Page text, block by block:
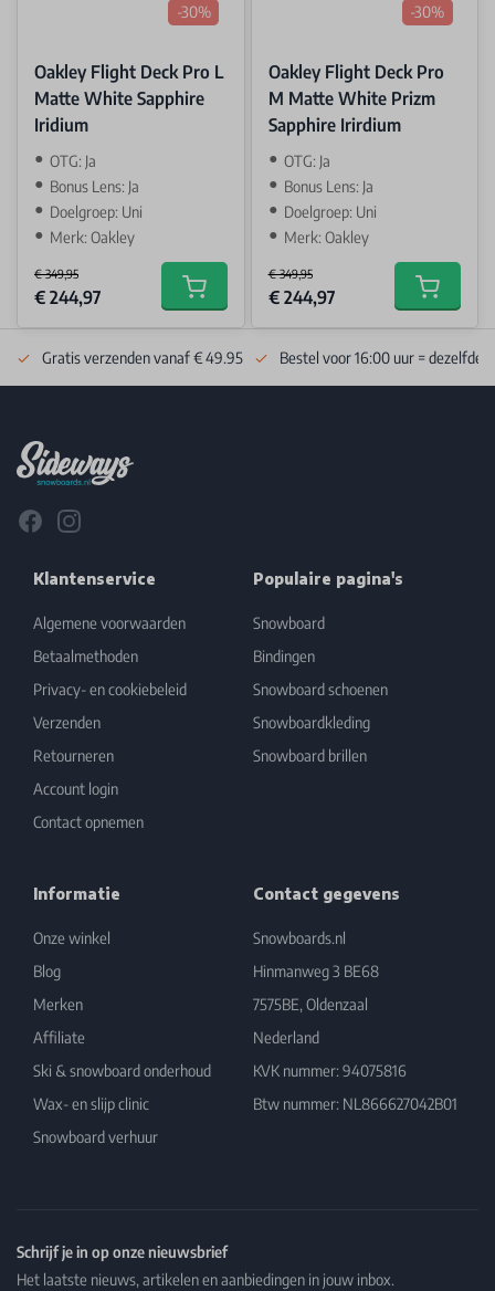
-30%
Oakley Flight Deck Pro L
Matte White Sapphire
Iridium
OTG: Ja
Bonus Lens: Ja
Doelgroep: Uni
Merk: Oakley
€ 349,95
Special Price
€ 244,97 Add to cart
-30%
Oakley Flight Deck Pro
M Matte White Prizm
Sapphire Irirdium
OTG: Ja
Bonus Lens: Ja
Doelgroep: Uni
Merk: Oakley
€ 349,95
Special Price
€ 244,97 Add to
Gratis verzenden vanaf € 49.95 Bestel voor 16:00 uur = dezelfde
FacebookInstagram
Klantenservice
Algemene voorwaarden
Betaalmethoden
Privacy- en cookiebeleid
Verzenden
Retourneren
Account login
Contact opnemen
Populaire pagina's
Snowboard
Bindingen
Snowboard schoenen
Snowboardkleding
Snowboard brillen
Informatie
Onze winkel
Blog
Merken
Affiliate
Ski & snowboard onderhoud
Wax- en slijp clinic
Snowboard verhuur
Contact gegevens
Snowboards.nl
Hinmanweg 3 BE68
7575BE, Oldenzaal
Nederland
KVK nummer: 94075816
Btw nummer: NL866627042B01
Schrijf je in op onze nieuwsbrief
Het laatste nieuws, artikelen en aanbiedingen in jouw inbox.